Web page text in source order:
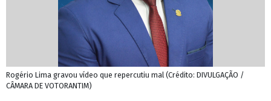
Rogério Lima gravou vídeo que repercutiu mal (Crédito: DIVULGAÇÃO /
CÂMARA DE VOTORANTIM)